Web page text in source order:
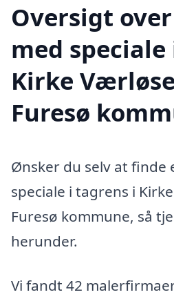
Oversigt
med
Kirke
Furesø
Ønsker du selv at finde
speciale i tagrens i
Furesø kommune, så
herunder.
Vi fandt 42